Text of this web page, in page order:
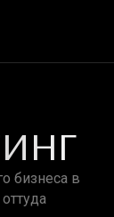
бизнеса в